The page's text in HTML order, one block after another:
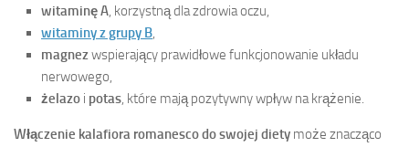
witaminę A, korzystną dla zdrowia oczu,
witaminy z grupy B,
magnezwspierający prawidłowe funkcjonowanie układu
nerwowego,
żelazo i potas, które mają pozytywny wpływ na krążenie.
Włączenie kalafiora romanesco do swojej diety może znacząco